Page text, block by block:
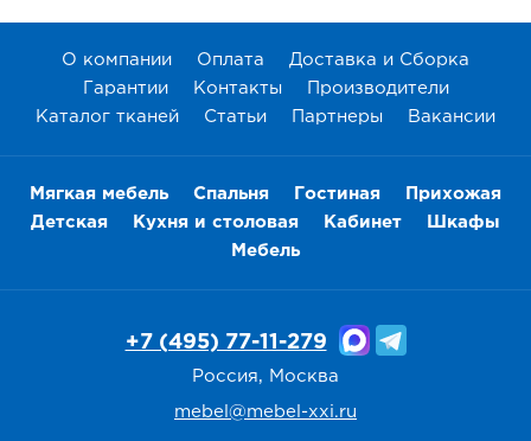
О компании Оплата
Доставка и Сборка
Гарантии
Контакты
Производители
Каталог тканей
Статьи Партнеры Вакансии
Мягкая мебель Спальня Гостиная
Прихожая
Детская
Кухня и столовая Кабинет
Шкафы
Мебель
+7 (495) 77-11-279
Россия, Москва
mebel@mebel-xxi.ru